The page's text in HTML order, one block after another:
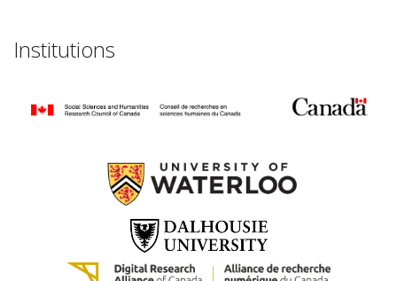
Institutions